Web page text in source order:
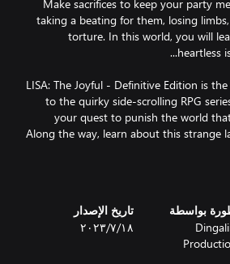
Make sacrifices to keep your party
taking a beating for them, losing
torture. In this world, you will
LISA: The Joyful - Definitive Edition is
to the quirky side-scrolling RPG
your quest to punish the world
Along the way, learn about this strange
بواسطة تاريخ الإصدار
١٨‏/٧‏/٢٠٢٣